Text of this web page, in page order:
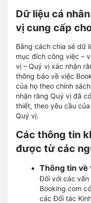
Dữ liệu cá
vị cung cấp
Bằng cách chia sẻ dữ
mục đích công việc –
vị – Quý vị xác nhận
thông báo về việc
của họ theo chính
nhận rằng Quý vị đã
thiết, theo yêu cầu
Quý vị.
Các thông tin
được từ các
Thông tin về
Đối với các vấn
Booking.com
các Đối tác